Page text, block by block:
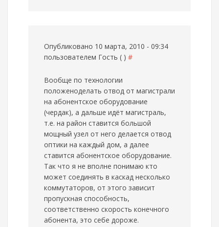
Опубликовано 10 марта, 2010 - 09:34
пользователем Гость ( ) #
Вообще по технологии
положеноделать отвод от магистрали
на абонентское оборудование
(чердак), а дальше идёт магистраль,
т.е. на район ставится большой
мощный узел от него делается отвод
оптики на каждый дом, а далее
ставится абонентское оборудование.
Так что я не вполне понимаю кто
может соединять в каскад несколько
коммутаторов, от этого зависит
пропускная способность,
соответственно скорость конечного
абонента, это себе дороже.